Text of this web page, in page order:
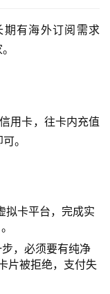
有海外订阅需求
用卡，往卡内充值
。
拟卡平台，完成实
，必须要有纯净
片被拒绝，支付失